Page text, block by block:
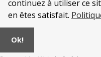
continuez à utiliser ce
en êtes satisfait.
Ok!